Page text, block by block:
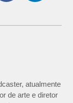
atualmente
de arte e diretor